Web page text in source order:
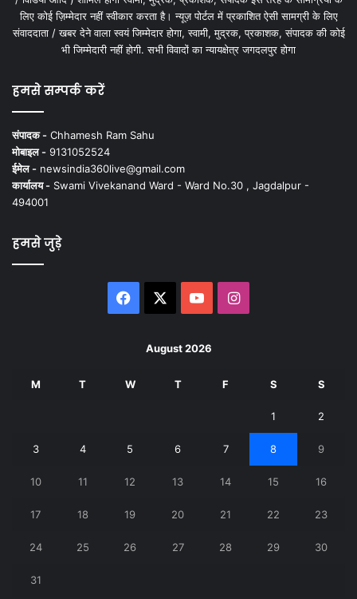
लिए कोई ज़िम्मेदार नहीं स्वीकार करता है। न्यूज़ पोर्टल में प्रकाशित ऐसी सामग्री के लिए
संवाददाता / खबर देने वाला स्वयं जिम्मेदार होगा, स्वामी, मुद्रक, प्रकाशक, संपादक की कोई
भी जिम्मेदारी नहीं होगी. सभी विवादों का न्यायक्षेत्र जगदलपुर होगा
हमसे सम्पर्क करें
संपादक - Chhamesh Ram Sahu
मोबाइल - 9131052524
ईमेल - newsindia360live@gmail.com
कार्यालय - Swami Vivekanand Ward - Ward No.30 , Jagdalpur -
494001
हमसे जुड़े
Facebook YouTubeInstagram
August 2026
M T W T F S S
1 2
3 4 5 6 7 8 9
10 11 12 13 14 15 16
17 18 19 20 21 22 23
24 25 26 27 28 29 30
31